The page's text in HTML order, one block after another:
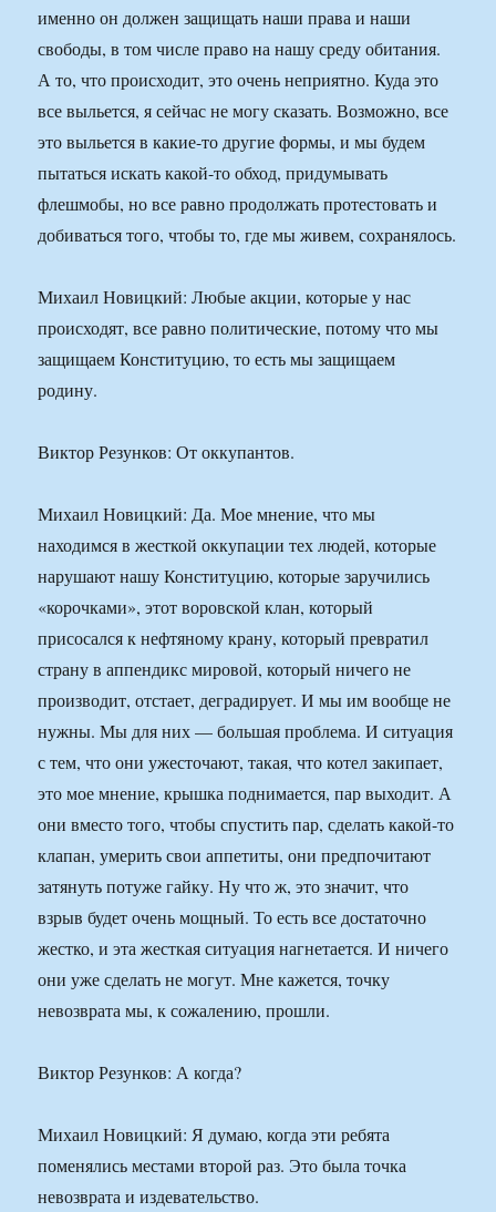
именно он должен защищать наши права и наши
свободы, в том числе право на нашу среду обитания.
А то, что происходит, это очень неприятно. Куда это
все выльется, я сейчас не могу сказать. Возможно, все
это выльется в какие-то другие формы, и мы будем
пытаться искать какой-то обход, придумывать
флешмобы, но все равно продолжать протестовать и
добиваться того, чтобы то, где мы живем, сохранялось.
Михаил Новицкий: Любые акции, которые у нас
происходят, все равно политические, потому что мы
защищаем Конституцию, то есть мы защищаем
родину.
Виктор Резунков: От оккупантов.
Михаил Новицкий: Да. Мое мнение, что мы
находимся в жесткой оккупации тех людей, которые
нарушают нашу Конституцию, которые заручились
«корочками», этот воровской клан, который
присосался к нефтяному крану, который превратил
страну в аппендикс мировой, который ничего не
производит, отстает, деградирует. И мы им вообще не
нужны. Мы для них — большая проблема. И ситуация
с тем, что они ужесточают, такая, что котел закипает,
это мое мнение, крышка поднимается, пар выходит. А
они вместо того, чтобы спустить пар, сделать какой-то
клапан, умерить свои аппетиты, они предпочитают
затянуть потуже гайку. Ну что ж, это значит, что
взрыв будет очень мощный. То есть все достаточно
жестко, и эта жесткая ситуация нагнетается. И ничего
они уже сделать не могут. Мне кажется, точку
невозврата мы, к сожалению, прошли.
Виктор Резунков: А когда?
Михаил Новицкий: Я думаю, когда эти ребята
поменялись местами второй раз. Это была точка
невозврата и издевательство.